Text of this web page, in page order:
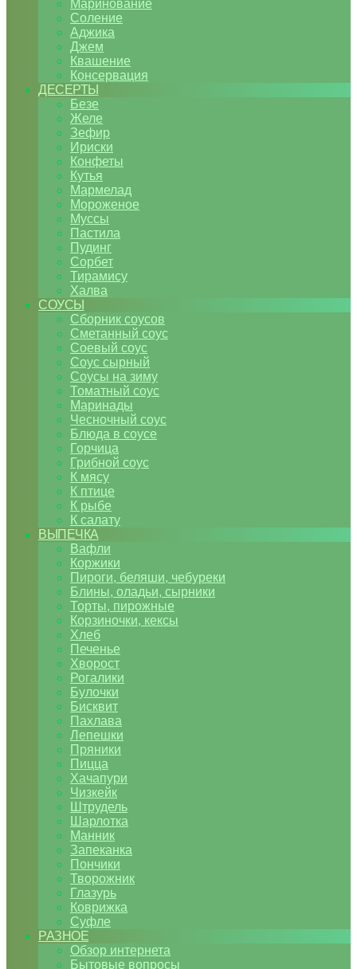
Маринование
Соление
Аджика
Джем
Квашение
Консервация
ДЕСЕРТЫ
Безе
Желе
Зефир
Ириски
Конфеты
Кутья
Мармелад
Мороженое
Муссы
Пастила
Пудинг
Сорбет
Тирамису
Халва
СОУСЫ
Сборник соусов
Сметанный соус
Соевый соус
Соус сырный
Соусы на зиму
Томатный соус
Маринады
Чесночный соус
Блюда в соусе
Горчица
Грибной соус
К мясу
К птице
К рыбе
К салату
ВЫПЕЧКА
Вафли
Коржики
Пироги, беляши, чебуреки
Блины, оладьи, сырники
Торты, пирожные
Корзиночки, кексы
Хлеб
Печенье
Хворост
Рогалики
Булочки
Бисквит
Пахлава
Лепешки
Пряники
Пицца
Хачапури
Чизкейк
Штрудель
Шарлотка
Манник
Запеканка
Пончики
Творожник
Глазурь
Коврижка
Суфле
РАЗНОЕ
Обзор интернета
Бытовые вопросы